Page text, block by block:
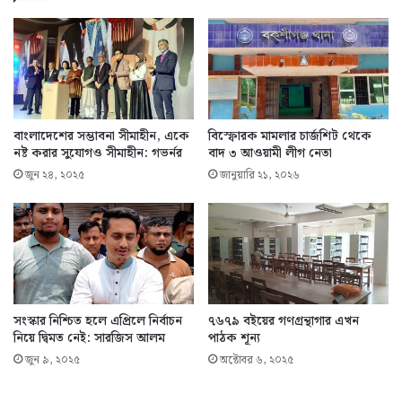
বাংলাদেশের সম্ভাবনা সীমাহীন, একে
নষ্ট করার সুযোগও সীমাহীন: গভর্নর
জুন ২৪, ২০২৫
বিস্ফোরক মামলার চার্জশিট থেকে
বাদ ৩ আওয়ামী লীগ নেতা
জানুয়ারি ২১, ২০২৬
সংস্কার নিশ্চিত হলে এপ্রিলে নির্বাচন
নিয়ে দ্বিমত নেই: সারজিস আলম
জুন ৯, ২০২৫
৭৬৭৯ বইয়ের গণগ্রন্থাগার এখন
পাঠক শূন্য
অক্টোবর ৬, ২০২৫